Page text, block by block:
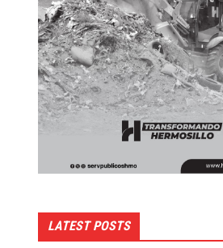
LATEST POSTS